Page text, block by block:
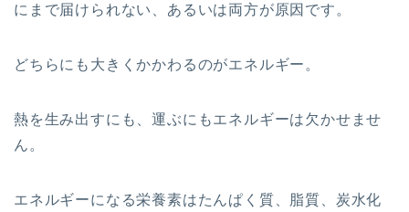
にまで届けられない、あるいは両方が原因です。
どちらにも大きくかかわるのがエネルギー。
熱を生み出すにも、運ぶにもエネルギーは欠かせませ
ん。
エネルギーになる栄養素はたんぱく質、脂質、炭水化